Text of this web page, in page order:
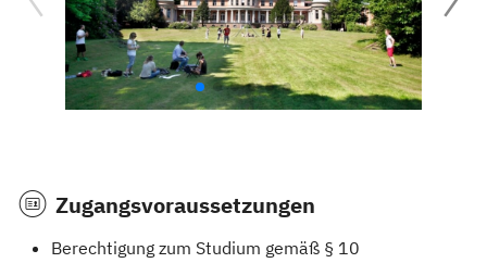
Zugangsvoraussetzungen
Berechtigung zum Studium gemäß § 10